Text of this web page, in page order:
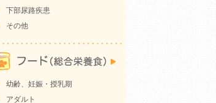
下部尿路疾患
その他
幼齢、妊娠・授乳期
アダルト